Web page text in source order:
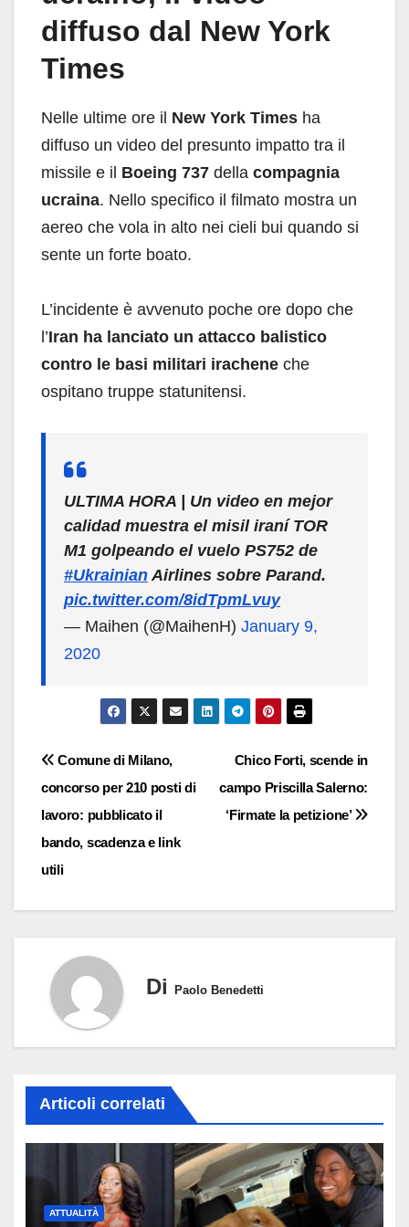
diffuso dal New York
Times
Nelle ultime ore il New York Times ha
diffuso un video del presunto impatto tra il
missile e il Boeing 737 della compagnia
ucraina. Nello specifico il filmato mostra un
aereo che vola in alto nei cieli bui quando si
sente un forte boato.
L’incidente è avvenuto poche ore dopo che
l’Iran ha lanciato un attacco balistico
contro le basi militari irachene che
ospitano truppe statunitensi.
ULTIMA HORA | Un video en mejor
calidad muestra el misil iraní TOR
M1 golpeando el vuelo PS752 de
#UkrainianAirlines sobre Parand.
pic.twitter.com/8idTpmLvuy
— Maihen (@MaihenH) January 9,
2020
Navigazione
articoli
Chico Forti, scende in
campo Priscilla Salerno:
‘Firmate la petizione’
Comune di Milano,
concorso per 210 posti di
lavoro: pubblicato il
bando, scadenza e link
utili
Di Paolo Benedetti
Articoli correlati
ATTUALITÀ